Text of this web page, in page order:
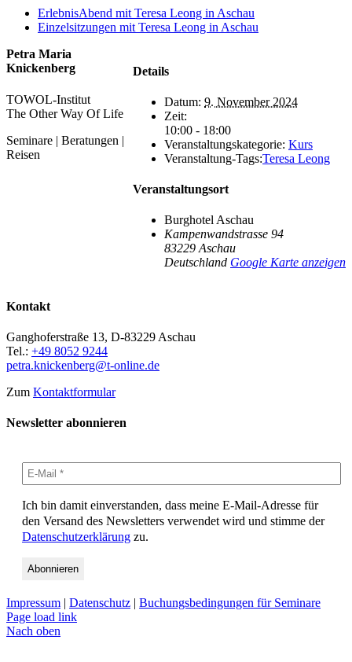
ErlebnisAbend mit Teresa Leong in Aschau
Einzelsitzungen mit Teresa Leong in Aschau
Details
Datum: 9. November 2024
Zeit:
10:00 - 18:00
Veranstaltungskategorie: Kurs
Veranstaltung-Tags:Teresa Leong
Veranstaltungsort
Burghotel Aschau
Kampenwandstrasse 94
83229 Aschau
Deutschland Google Karte anzeigen
Petra Maria
Knickenberg
TOWOL-Institut
The Other Way Of Life
Seminare | Beratungen |
Reisen
Kontakt
Ganghoferstraße 13, D-83229 Aschau
Tel.: +49 8052 9244
petra.knickenberg@t-online.de
Zum Kontaktformular
Newsletter abonnieren
Ich bin damit einverstanden, dass meine E-Mail-Adresse für
den Versand des Newsletters verwendet wird und stimme der
Datenschutzerklärung zu.
Impressum | Datenschutz | Buchungsbedingungen für Seminare
Page load link
Nach oben